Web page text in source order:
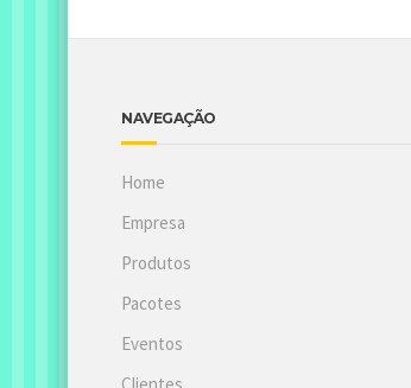
NAVEGAÇÃO
Home
Empresa
Produtos
Pacotes
Eventos